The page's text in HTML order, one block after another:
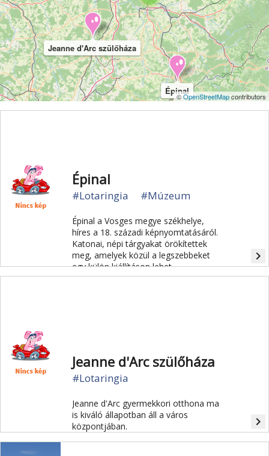
Szabadidőpark Sziget Szirt és fok Szurdok
Tavak Templom és kolostor Tengerpart
Természet Természeti park Toulouse Túra
Üdülési kártya Vár és kastély Városkalauzok
Városnézés Vidámpark Világörökség
Jeanne d'Arc szülőháza
Épinal
©OpenStreetMapcontributors
Épinal
#Lotaringia #Múzeum
Épinal a Vosges megye székhelye,
híres a 18. századi képnyomtatásáról.
Katonai, népi tárgyakat örökítettek
meg, amelyek közül a legszebbeket
egy külön kiállításon lehet
megtekinteni.
navigate_next
Jeanne d'Arc szülőháza
#Lotaringia
Jeanne d'Arc gyermekkori otthona ma
is kiváló állapotban áll a város
központjában.
navigate_next